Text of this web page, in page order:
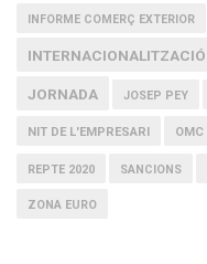
INFORME COMERÇ EXTERIOR
INTERNACIONALITZACIÓ
JORNADA JOSEP PEY
NIT DE L'EMPRESARI OMC
REPTE 2020 SANCIONS
ZONA EURO